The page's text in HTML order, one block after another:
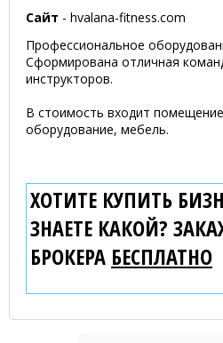
Сайт - hvalana-fitness.com
Профессиональное
Сформирована отличная
инструкторов.
В стоимость входит
оборудование, мебель.
ХОТИТЕ КУПИТЬ
ЗНАЕТЕ КАКОЙ?
БРОКЕРА БЕСПЛАТНО